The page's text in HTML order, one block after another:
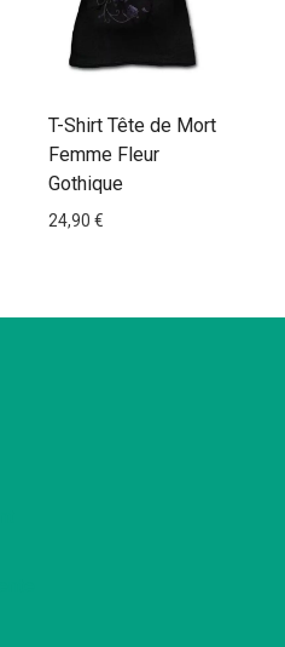
T-Shirt Tête de Mort
Femme Fleur
Gothique
24,90 €